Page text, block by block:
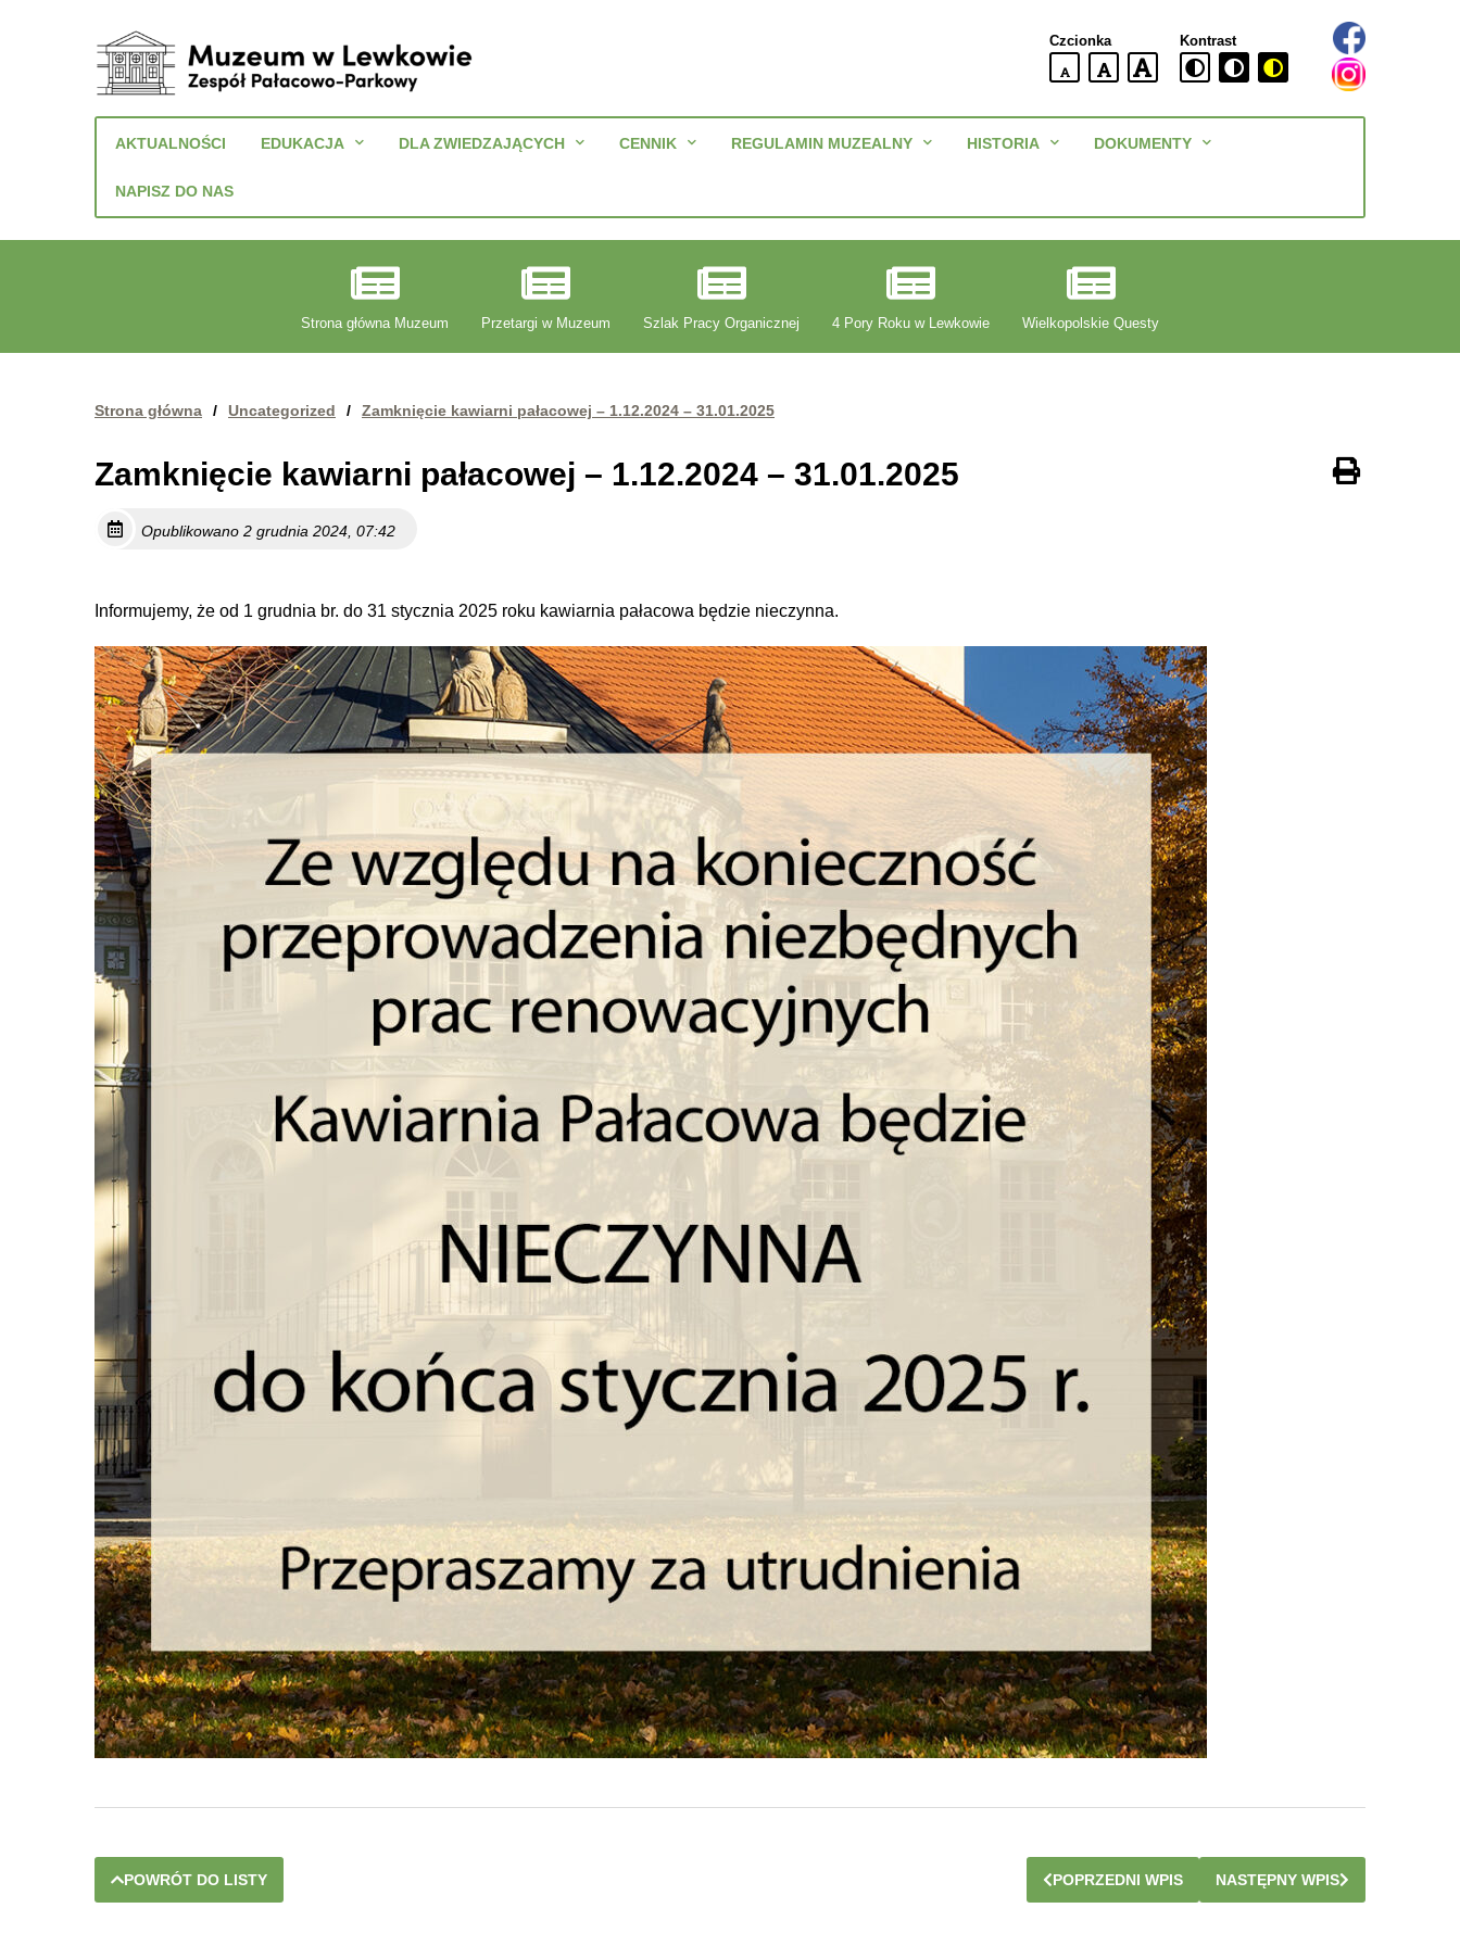
Muzeum
w
Lewkowie
Pałacowo-
Czcionka
domyślnawiększanajwiększa
czcionka
Kontrast
AKTUALNOŚCI EDUKACJA DLA ZWIEDZAJĄCYCH CENNIK REGULAMIN MUZEALNY HISTORIA DOKUMENTY
NAPISZ DO NAS
Strona główna Muzeum Przetargi w Muzeum Szlak Pracy Organicznej 4 Pory Roku w Lewkowie Wielkopolskie Questy
Strona główna / Uncategorized / Zamknięcie kawiarni pałacowej – 1.12.2024 – 31.01.2025
Zamknięcie kawiarni pałacowej – 1.12.2024 – 31.01.2025 Drukuj
Opublikowano 2 grudnia 2024, 07:42
Informujemy, że od 1 grudnia br. do 31 stycznia 2025 roku kawiarnia pałacowa będzie nieczynna.
POWRÓT DO LISTY POPRZEDNI WPIS NASTĘPNY WPIS